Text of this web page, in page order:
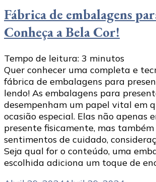
Fábrica de embalagens
Conheça a Bela Cor!
Tempo de leitura: 3 minutos
Quer conhecer uma completa e
fábrica de embalagens para
lendo! As embalagens para
desempenham um papel vital em
ocasião especial. Elas não apenas
presente fisicamente, mas
sentimentos de cuidado,
Seja qual for o conteúdo, uma
escolhida adiciona um toque de